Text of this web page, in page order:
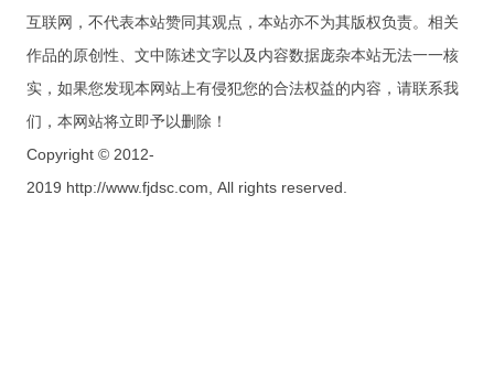
互联网，不代表本站赞同其观点，本站亦不为其版权负责。相关
作品的原创性、文中陈述文字以及内容数据庞杂本站无法一一核
实，如果您发现本网站上有侵犯您的合法权益的内容，请联系我
们，本网站将立即予以删除！
Copyright © 2012-
2019 http://www.fjdsc.com, All rights reserved.